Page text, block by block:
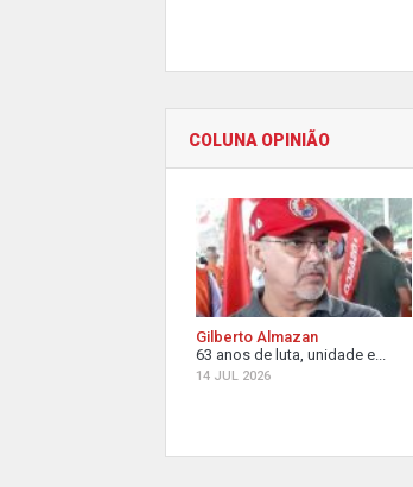
COLUNA OPINIÃO
Gilberto Almazan
63 anos de luta, unidade e...
14 JUL 2026